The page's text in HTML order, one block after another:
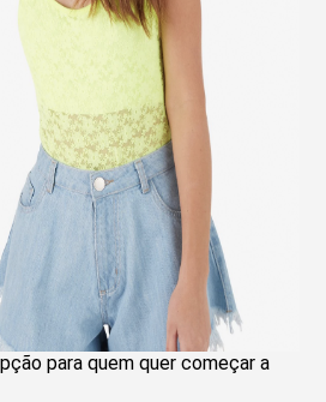
para quem quer começar a